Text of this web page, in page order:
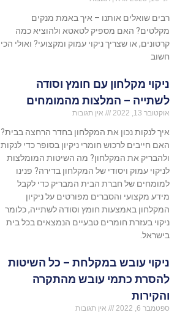
רבים שואלים אותנו – איך באמת מנקים
מקלטים? האם מספיק לטאטא ולהוציא כמה
קרטונים, או שצריך ניקוי עמוק ומקצועי? ואולי הכי
חשוב
ניקוי מקלחון עם חומץ וסודה
לשתייה – המלצות מהמומחים
אוקטובר 13, 2022 אין תגובות
איך לנקות נכון את המקלחון בחדר הרחצה בבית?
האם חייבים לרכוש חומרי ניקיון בסופר כדי לנקות
ולהבריק את המקלחון? מה השיטות המומלצות
לניקוי עמוק ויסודי של המקלחון בדירה? פנינו
למומחים של חברת הבית המבריק כדי לקבל
מידע מקצועי והסברים מפורטים על ניקיון
המקלחון באמצעות חומץ וסודה לשתייה, כלומר
ניקוי בעזרת חומרים טבעיים הנמצאים בכל בית
בישראל.
ניקוי עובש במקלחת – כל השיטות
להסרת כתמי עובש מהתקרה
והקירות
ספטמבר 6, 2022 אין תגובות